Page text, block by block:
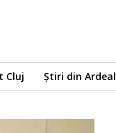
Cluj Știri din Ardeal